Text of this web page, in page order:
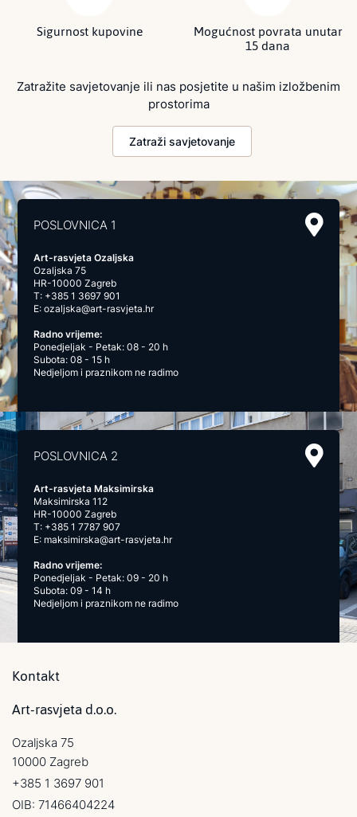
Sigurnost kupovine Mogućnost povrata unutar
15 dana
Zatražite savjetovanje ili nas posjetite u našim izložbenim
prostorima
Zatraži savjetovanje
POSLOVNICA 1
Art-rasvjeta Ozaljska
Ozaljska 75
HR-10000 Zagreb
T: +385 1 3697 901
E:ozaljska@art-rasvjeta.hr
Radno vrijeme:
Ponedjeljak - Petak: 08 - 20 h
Subota: 08 - 15 h
Nedjeljom i praznikom ne radimo
POSLOVNICA 2
Art-rasvjeta Maksimirska
Maksimirska 112
HR-10000 Zagreb
T: +385 1 7787 907
E: maksimirska@art-rasvjeta.hr
Radno vrijeme:
Ponedjeljak - Petak: 09 - 20 h
Subota: 09 - 14 h
Nedjeljom i praznikom ne radimo
Kontakt
Art-rasvjeta d.o.o.
Ozaljska 75
10000 Zagreb
+385 1 3697 901
OIB: 71466404224